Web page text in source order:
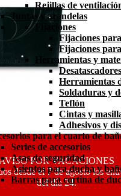
Rejillas de
Juntas y arandelas
Fijaciones
Fijaciones
Fijaciones
Herramientas y
Desatascadores
Herramientas
Soldaduras y
Teflón
Cintas y
Adhesivos y
para el cuarto de
Series de accesorios
Asas de seguridad
Asientos para ducha y
Barras para cortina de
AVISO POR VACACIONES
desde el 7 de agosto los
del día 24.